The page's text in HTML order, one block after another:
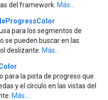
del framework. Más...
para los segmentos de
se pueden buscar en las
deslizante. Más...
para la pista de progreso que
y el círculo en las vistas del
Más...